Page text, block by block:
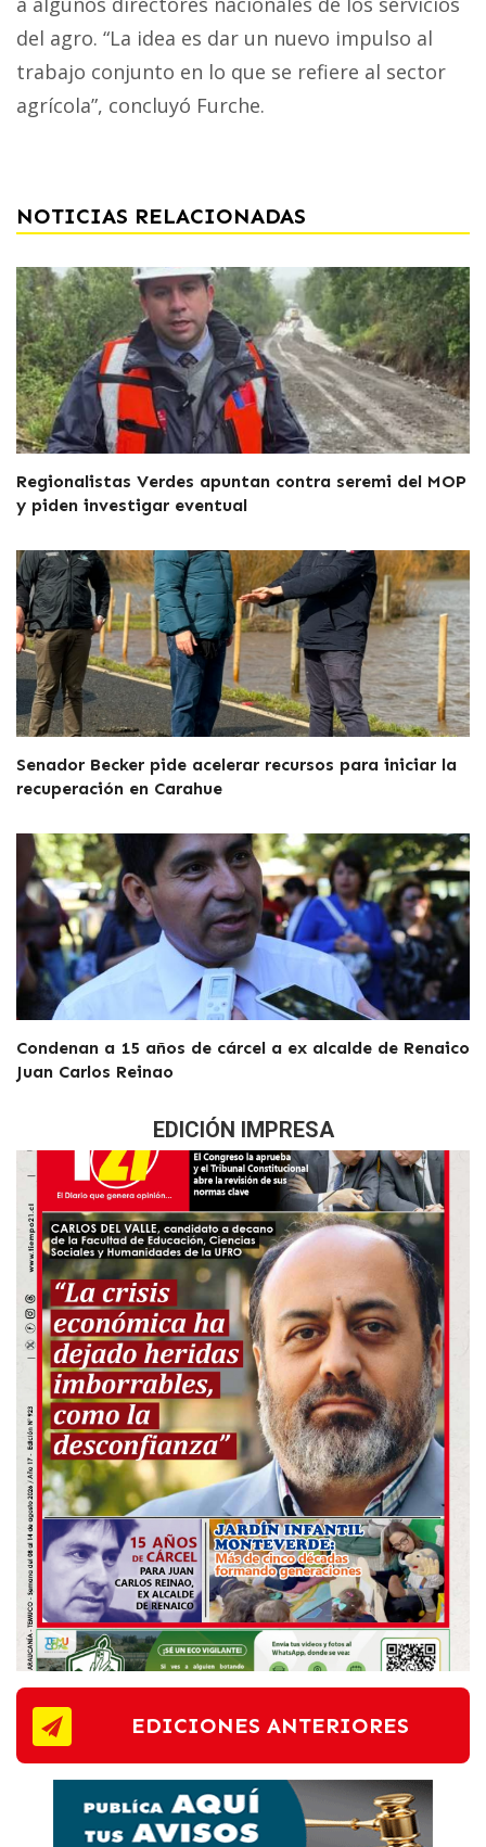
del agro. “La idea es dar un nuevo impulso al
trabajo conjunto en lo que se refiere al sector
agrícola”, concluyó Furche.
NOTICIAS RELACIONADAS
Regionalistas Verdes apuntan contra seremi del MOP
y piden investigar eventual
Senador Becker pide acelerar recursos para iniciar la
recuperación en Carahue
Condenan a 15 años de cárcel a ex alcalde de Renaico
Juan Carlos Reinao
EDICIÓN IMPRESA
EDICIONES ANTERIORES